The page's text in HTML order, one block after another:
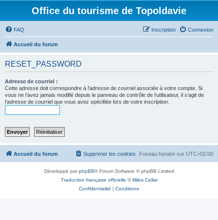
Office du tourisme de Topoldavie
FAQ Connexion
Inscription
Accueil du forum
RESET_PASSWORD
Adresse de courriel :
Cette adresse doit correspondre à l’adresse de courriel associée à votre compte. Si
vous ne l’avez jamais modifié depuis le panneau de contrôle de l’utilisateur, il s’agit de
l’adresse de courriel que vous avez spécifiée lors de votre inscription.
Accueil du forum Fuseau horaire sur UTC+02:00
Supprimer les cookies
Développé parphpBB® Forum Software © phpBB Limited
Traduction française officielle ©Miles Cellar
Confidentialité | Conditions